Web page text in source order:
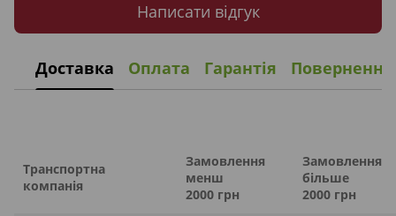
Написати відгук
Доставка Оплата Гарантія Повернення
Транспортна
компанія
Замовлення
менш
2000 грн
Замовлення
більше
2000 грн